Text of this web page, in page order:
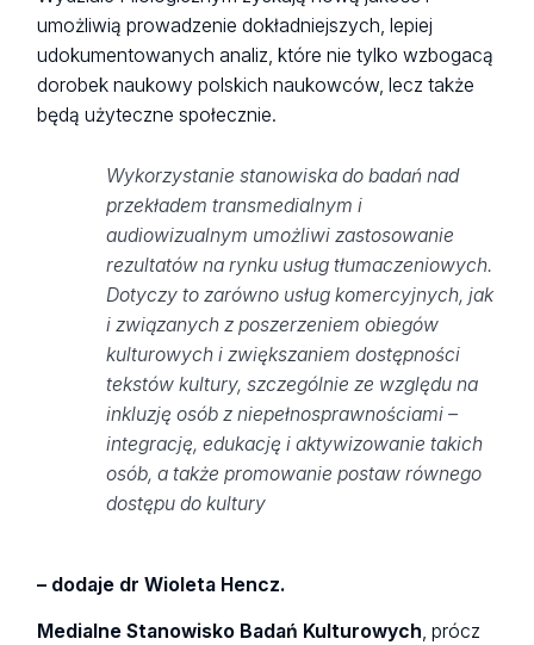
umożliwią prowadzenie dokładniejszych, lepiej
udokumentowanych analiz, które nie tylko wzbogacą
dorobek naukowy polskich naukowców, lecz także
będą użyteczne społecznie.
Wykorzystanie stanowiska do badań nad
przekładem transmedialnym i
audiowizualnym umożliwi zastosowanie
rezultatów na rynku usług tłumaczeniowych.
Dotyczy to zarówno usług komercyjnych, jak
i związanych z poszerzeniem obiegów
kulturowych i zwiększaniem dostępności
tekstów kultury, szczególnie ze względu na
inkluzję osób z niepełnosprawnościami –
integrację, edukację i aktywizowanie takich
osób, a także promowanie postaw równego
dostępu do kultury
– dodaje dr Wioleta Hencz.
Medialne Stanowisko Badań Kulturowych, prócz